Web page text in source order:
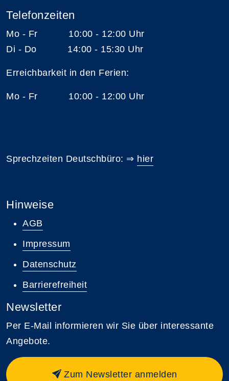
Telefonzeiten
Mo - Fr 10:00 - 12:00 Uhr
Di - Do 14:00 - 15:30 Uhr
Erreichbarkeit in den Ferien:
Mo - Fr 10:00 - 12:00 Uhr
Sprechzeiten Deutschbüro: ⇒ hier
Hinweise
AGB
Impressum
Datenschutz
Barrierefreiheit
Newsletter
Per E-Mail informieren wir Sie über interessante
Angebote.
Zum Newsletter anmelden